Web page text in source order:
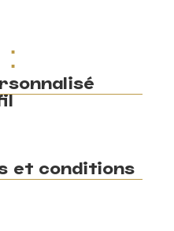
:
et conditions